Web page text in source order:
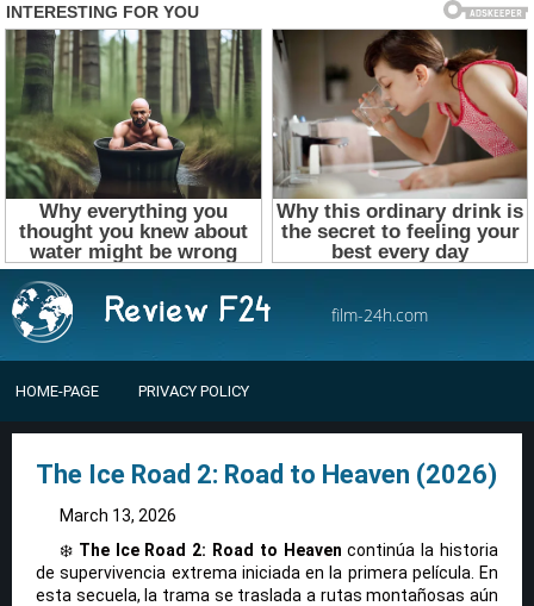
film-24h.com
HOME-PAGE PRIVACY POLICY
The Ice Road 2: Road to Heaven (2026)
March 13, 2026
❄️ The Ice Road 2: Road to Heaven continúa la historia
de supervivencia extrema iniciada en la primera película. En
esta secuela, la trama se traslada a rutas montañosas aún